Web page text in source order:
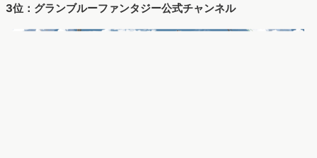
3位：グランブルーファンタジー公式チャンネル